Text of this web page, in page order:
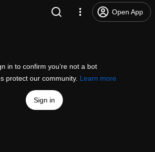
Open App
in to confirm you’re not a bot
protect our community. Learn more
Sign in